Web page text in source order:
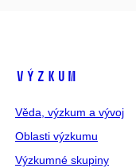
VÝZKUM
Věda, výzkum a vývoj
Oblasti výzkumu
Výzkumné skupiny